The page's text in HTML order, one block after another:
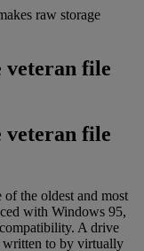
raw storage
veteran file
veteran file
the oldest and most
with Windows 95,
A drive
written to by virtually